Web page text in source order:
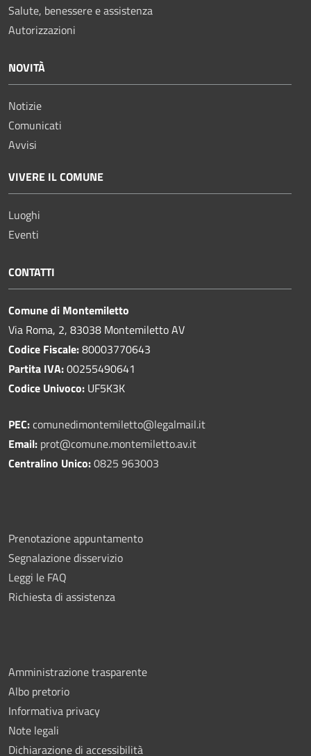
Salute, benessere e assistenza
Autorizzazioni
NOVITÀ
Notizie
Comunicati
Avvisi
VIVERE IL COMUNE
Luoghi
Eventi
CONTATTI
Comune di Montemiletto
Via Roma, 2, 83038 Montemiletto AV
Codice Fiscale:80003770643
Partita IVA:00255490641
Codice Univoco: UF5K3K
PEC:comunedimontemiletto@legalmail.it
Email: prot@comune.montemiletto.av.it
Centralino Unico:0825 963003
Prenotazione appuntamento
Segnalazione disservizio
Leggi le FAQ
Richiesta di assistenza
Amministrazione trasparente
Albo pretorio
Informativa privacy
Note legali
Dichiarazione di accessibilità